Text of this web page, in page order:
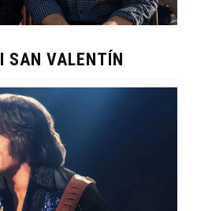
SAN VALENTÍN